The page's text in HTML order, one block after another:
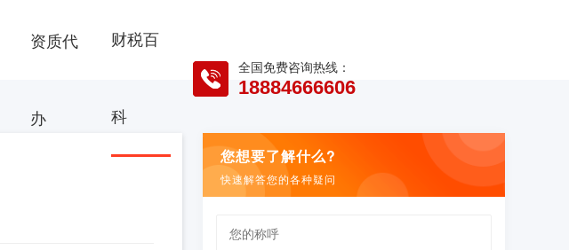
资质代
办
财税百
科
全国免费咨询热线：
18884666606
您想要了解什么?
快速解答您的各种疑问